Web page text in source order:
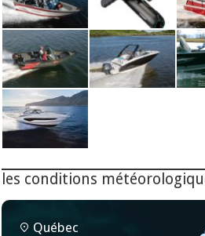
les conditions
Québec